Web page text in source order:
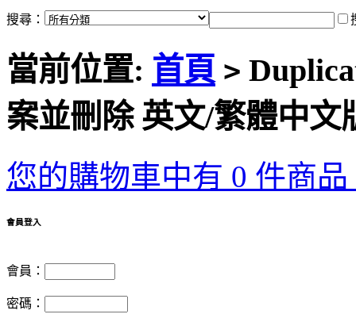
搜尋：
當前位置: 首頁 >
案並刪除 英文/繁體中文
您的購物車中有 0 件商
會員登入
會員：
密碼：